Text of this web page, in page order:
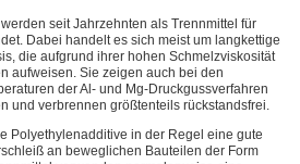
seit Jahrzehnten als Trennmittel für
Dabei handelt es sich meist um langkettige
die aufgrund ihrer hohen Schmelzviskosität
aufweisen. Sie zeigen auch bei den
der Al- und Mg-Druckgussverfahren
und verbrennen größtenteils rückstandsfrei.
Polyethylenadditive in der Regel eine gute
an beweglichen Bauteilen der Form